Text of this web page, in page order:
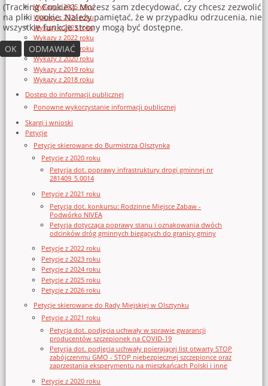
Wykazy z 2025 roku
Wykazy z 2024 roku
Wykazy z 2023 roku
Wykazy z 2022 roku
Wykazy z 2021 roku
Wykazy z 2020 roku
Wykazy z 2019 roku
Wykazy z 2018 roku
Dostęp do informacji publicznej
Ponowne wykorzystanie informacji publicznej
Skargi i wnioski
Petycje
Petycje skierowane do Burmistrza Olsztynka
Petycje z 2020 roku
Petycja dot. poprawy infrastruktury drogi gminnej nr
281409_5.0014
Petycje z 2021 roku
Petycja dot. konkursu: Rodzinne Miejsce Zabaw -
Podwórko NIVEA
Petycja dotycząca poprawy stanu i oznakowania dwóch
odcinków dróg gminnych biegących do granicy gminy
Petycje z 2022 roku
Petycje z 2023 roku
Petycje z 2024 roku
Petycje z 2025 roku
Petycje z 2026 roku
Petycje skierowane do Rady Miejskiej w Olsztynku
Petycje z 2021 roku
Petycja dot. podjęcia uchwały w sprawie gwarancji
producentów szczepionek na COVID-19
Petycja dot. podjęcia uchwały poierającej list otwarty STOP
zabójczenmu GMO - STOP niebezpiecznej szczepionce oraz
zaprzestania eksperymentu na mieszkańcach Polski i inne
Petycje z 2020 roku
(Tracking Cookies). Możesz sam zdecydować, czy chcesz zezwolić
na pliki cookie. Należy pamiętać, że w przypadku odrzucenia, nie
wszystkie funkcje strony mogą być dostępne.
OK
ODMAWIAĆ